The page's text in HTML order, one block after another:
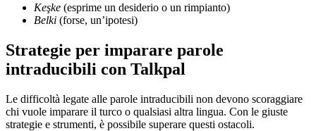
Keşke (esprime un desiderio o un rimpianto)
Belki (forse, un’ipotesi)
Strategie per imparare parole
intraducibili con Talkpal
Le difficoltà legate alle parole intraducibili non devono scoraggiare
chi vuole imparare il turco o qualsiasi altra lingua. Con le giuste
strategie e strumenti, è possibile superare questi ostacoli.